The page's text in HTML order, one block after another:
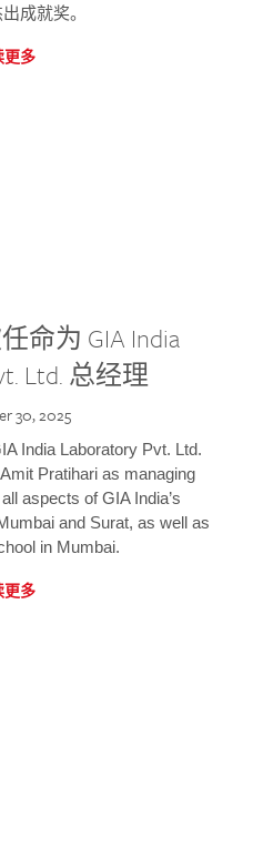
成就奖。
更多
命为 GIA India
Ltd. 总经理
30, 2025
India Laboratory Pvt. Ltd.
Pratihari as managing
aspects of GIA India’s
and Surat, as well as
in Mumbai.
更多